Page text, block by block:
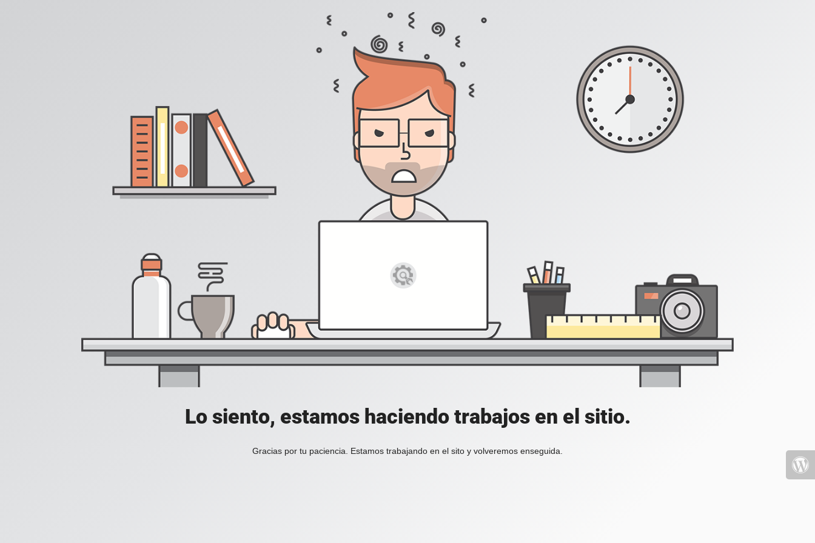
Lo siento, estamos haciendo trabajos en el sitio.
Gracias por tu paciencia. Estamos trabajando en el sito y volveremos enseguida.